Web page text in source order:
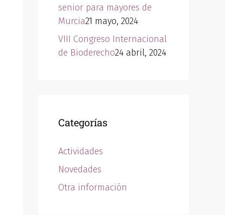
senior para mayores de
Murcia21 mayo, 2024
VIII Congreso Internacional
de Bioderecho24 abril, 2024
Categorías
Actividades
Novedades
Otra información